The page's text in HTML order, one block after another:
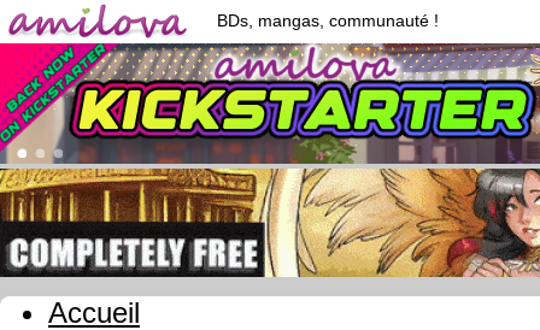
BDs, mangas, communauté !
Accueil